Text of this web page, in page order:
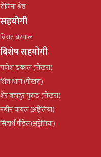
रोजिना श्रेष्ठ
सहयोगी
बिराट बस्याल
बिशेष सहयोगी
गणेश ढकाल (पोखरा)
शिव थापा (पोखरा)
शेर बहादुर गुरुङ (पोखरा)
नबीन घायल (अष्ट्रेलिया)
सिदार्थ पौडेल(अष्ट्रेलिया)